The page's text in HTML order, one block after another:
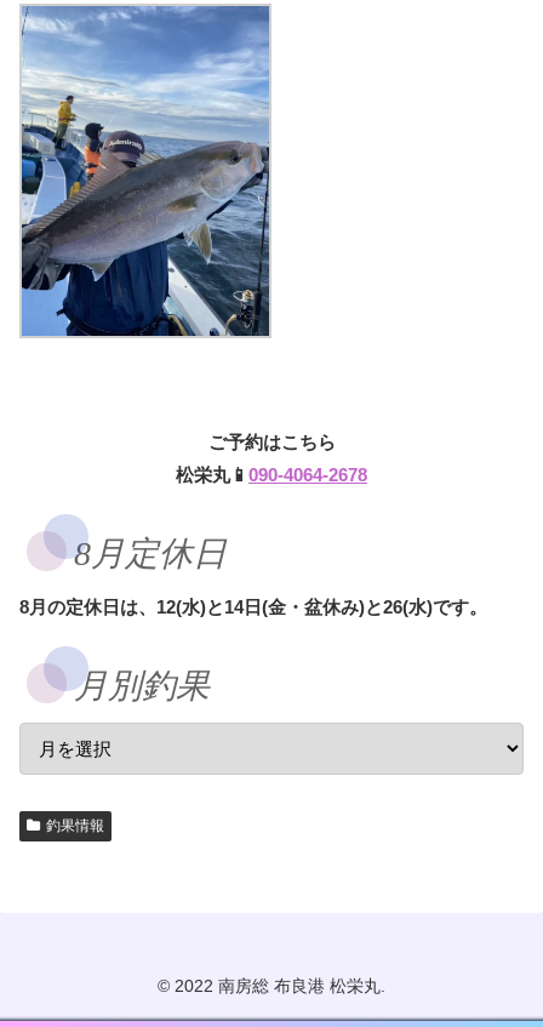
ご予約はこちら
松栄丸📱 090-4064-2678
8月定休日
8月の定休日は、12(水)と14日(金・盆休み)と26(水)です。
月別釣果
釣果情報
© 2022 南房総 布良港 松栄丸.